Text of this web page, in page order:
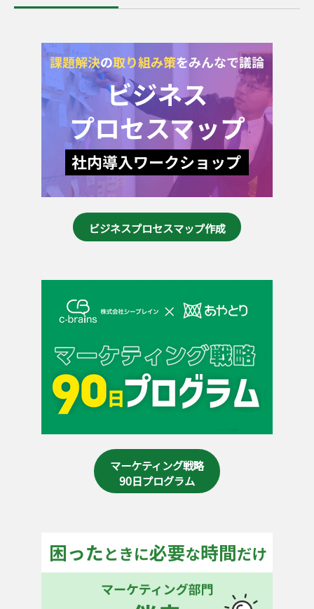
ビジネスプロセスマップ作成
マーケティング戦略
90日プログラム